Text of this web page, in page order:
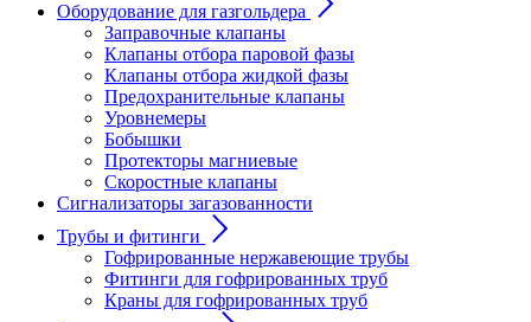
Оборудование для газгольдера
Заправочные клапаны
Клапаны отбора паровой фазы
Клапаны отбора жидкой фазы
Предохранительные клапаны
Уровнемеры
Бобышки
Протекторы магниевые
Скоростные клапаны
Сигнализаторы загазованности
Трубы и фитинги
Гофрированные нержавеющие трубы
Фитинги для гофрированных труб
Краны для гофрированных труб